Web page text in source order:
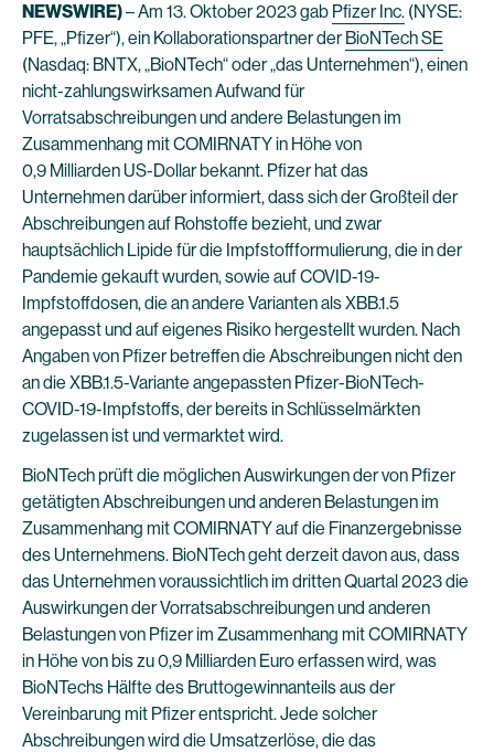
NEWSWIRE)– Am 13. Oktober 2023 gab Pfizer Inc. (NYSE:
PFE, „Pfizer“), ein Kollaborationspartner derBioNTech SE
(Nasdaq: BNTX, „BioNTech“ oder „das Unternehmen“), einen
nicht-zahlungswirksamen Aufwand für
Vorratsabschreibungen und andere Belastungen im
Zusammenhang mit COMIRNATY in Höhe von
0,9 Milliarden US-Dollar bekannt. Pfizer hat das
Unternehmen darüber informiert, dass sich der Großteil der
Abschreibungen auf Rohstoffe bezieht, und zwar
hauptsächlich Lipide für die Impfstoffformulierung, die in der
Pandemie gekauft wurden, sowie auf COVID-19-
Impfstoffdosen, die an andere Varianten als XBB.1.5
angepasst und auf eigenes Risiko hergestellt wurden. Nach
Angaben von Pfizer betreffen die Abschreibungen nicht den
an die XBB.1.5-Variante angepassten Pfizer-BioNTech-
COVID-19-Impfstoffs, der bereits in Schlüsselmärkten
zugelassen ist und vermarktet wird.
BioNTech prüft die möglichen Auswirkungen der von Pfizer
getätigten Abschreibungen und anderen Belastungen im
Zusammenhang mit COMIRNATY auf die Finanzergebnisse
des Unternehmens. BioNTech geht derzeit davon aus, dass
das Unternehmen voraussichtlich im dritten Quartal 2023 die
Auswirkungen der Vorratsabschreibungen und anderen
Belastungen von Pfizer im Zusammenhang mit COMIRNATY
in Höhe von bis zu 0,9 Milliarden Euro erfassen wird, was
BioNTechs Hälfte des Bruttogewinnanteils aus der
Vereinbarung mit Pfizer entspricht. Jede solcher
Abschreibungen wird die Umsatzerlöse, die das